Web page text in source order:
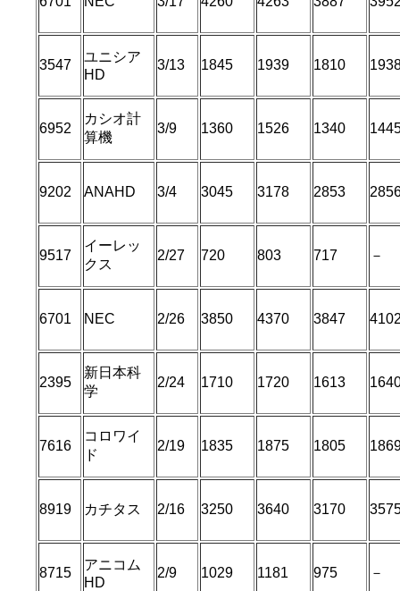
3547
ユニシア
HD
3/13 1845 1939 1810
6952
カシオ計
算機
3/9 1360 1526 1340
9202 ANAHD 3/4 3045 3178 2853
9517
イーレッ
クス
2/27 720 803 717 －
6701 NEC 2/26 3850 4370 3847
2395
新日本科
学
2/24 1710 1720 1613
7616
コロワイ
ド
2/19 1835 1875 1805
8919 カチタス 2/16 3250 3640 3170
8715
アニコム
HD
2/9 1029 1181 975 －